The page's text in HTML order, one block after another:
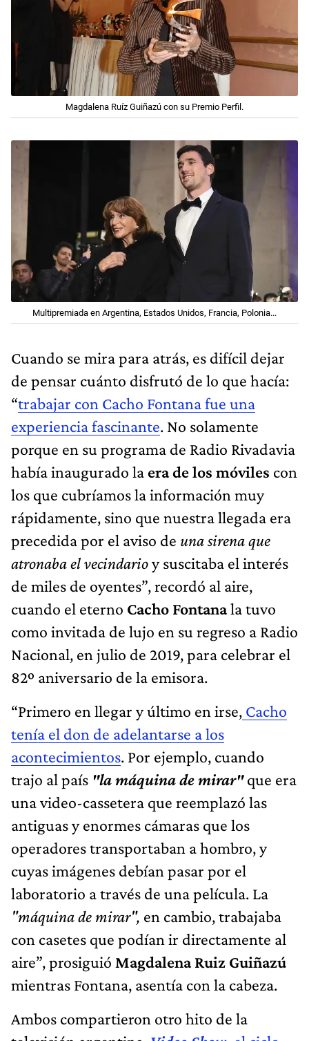
Magdalena Ruíz Guiñazú con su Premio Perfil.
Multipremiada en Argentina, Estados Unidos, Francia, Polonia...
Cuando se mira para atrás, es difícil dejar
de pensar cuánto disfrutó de lo que hacía:
“trabajar con Cacho Fontana fue una
experiencia fascinante. No solamente
porque en su programa de Radio Rivadavia
había inaugurado la era de los móviles con
los que cubríamos la información muy
rápidamente, sino que nuestra llegada era
precedida por el aviso de una sirena que
atronaba el vecindarioy suscitaba el interés
de miles de oyentes”, recordó al aire,
cuando el eterno Cacho Fontanala tuvo
como invitada de lujo en su regreso a Radio
Nacional, en julio de 2019, para celebrar el
82º aniversario de la emisora.
“Primero en llegar y último en irse, Cacho
tenía el don de adelantarse a los
acontecimientos. Por ejemplo, cuando
trajo al país "la máquina de mirar"que era
una video-cassetera que reemplazó las
antiguas y enormes cámaras que los
operadores transportaban a hombro, y
cuyas imágenes debían pasar por el
laboratorio a través de una película. La
"máquina de mirar", en cambio, trabajaba
con casetes que podían ir directamente al
aire”, prosiguió Magdalena Ruiz Guiñazú
mientras Fontana, asentía con la cabeza.
Ambos compartieron otro hito de la